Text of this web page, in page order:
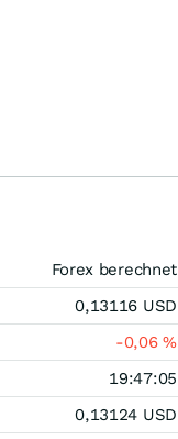
Forex berechnet
0,13116 USD
-0,06%
19:47:05
0,13124 USD